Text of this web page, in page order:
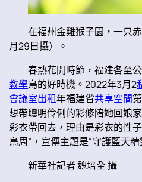
在福州金雞猴子園，一只
月29日攝）。
春熱花開時節，福建各至
教學鳥的好時機。2022年3月2
會議室出租年福建省共享空間
想帶聰明伶俐的彩修陪她回娘
彩衣帶回去，理由是彩衣的性
鳥周”，宣傳主題是“守護藍天
新華社記者 魏培全 攝